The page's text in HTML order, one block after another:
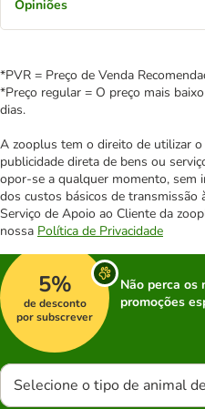
Opiniões
*PVR = Preço de Venda
*Preço regular = O preço mais
dias.
A zooplus tem o direito de utilizar o
publicidade direta de bens ou
opor-se a qualquer momento, sem
dos custos básicos de transmissão
Serviço de Apoio ao Cliente da
nossa Política de Privacidade
5%
de desconto
por subscrever
Não perca os
promoções
Selecione o tipo de animal